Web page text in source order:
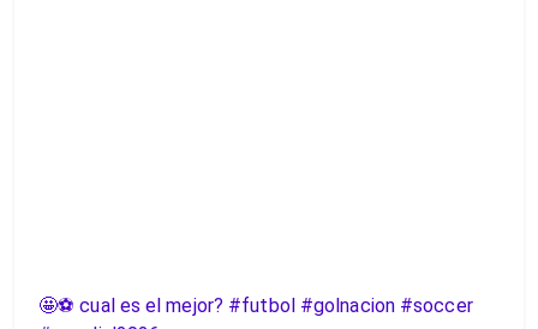
🤩⚽️ cual es el mejor? #futbol #golnacion #soccer